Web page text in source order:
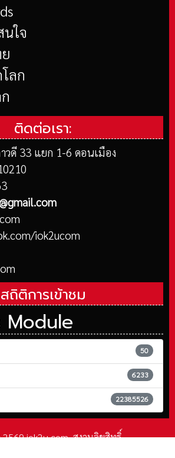
ใจ
ลก
ติดต่อเรา:
วดี 33 แยก 1-6 ดอนเมือง
iok2ucom
สถิติการเข้าชม
Module
50
6233
22385526
iok2u.com. สงวนลิขสิทธิ์.